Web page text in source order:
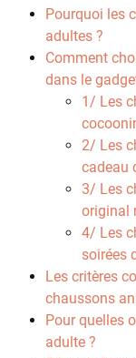
Pourquoi les
adultes ?
Comment
dans le
1/ Les
2/ Les
cadeau
3/ Les
original
4/ Les
soirées
Les critères
chaussons
Pour quelles
adulte ?